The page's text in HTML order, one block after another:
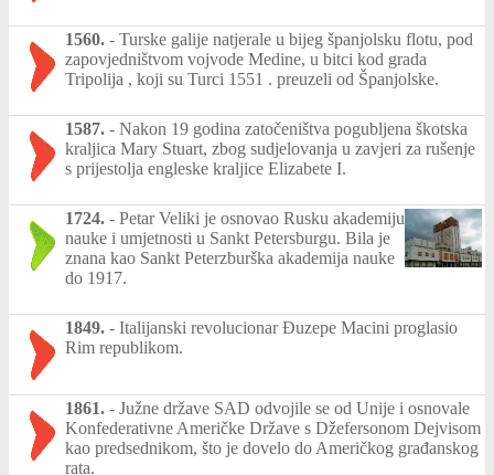
1560. - Turske galije natjerale u bijeg španjolsku flotu, pod
zapovjedništvom vojvode Medine, u bitci kod grada
Tripolija , koji su Turci 1551 . preuzeli od Španjolske.
1587. - Nakon 19 godina zatočeništva pogubljena škotska
kraljica Mary Stuart, zbog sudjelovanja u zavjeri za rušenje
s prijestolja engleske kraljice Elizabete I.
1724. - Petar Veliki je osnovao Rusku akademiju
nauke i umjetnosti u Sankt Petersburgu. Bila je
znana kao Sankt Peterzburška akademija nauke
do 1917.
1849. - Italijanski revolucionar Đuzepe Macini proglasio
Rim republikom.
1861. - Južne države SAD odvojile se od Unije i osnovale
Konfederativne Američke Države s Džefersonom Dejvisom
kao predsednikom, što je dovelo do Američkog građanskog
rata.